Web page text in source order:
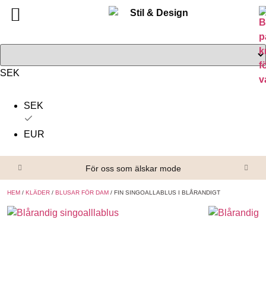
SEK
SEK
EUR
För oss som älskar mode
HEM / KLÄDER / BLUSAR FÖR DAM / FIN SINGOALLABLUS I BLÅRANDIGT
Alla produkter
Om oss